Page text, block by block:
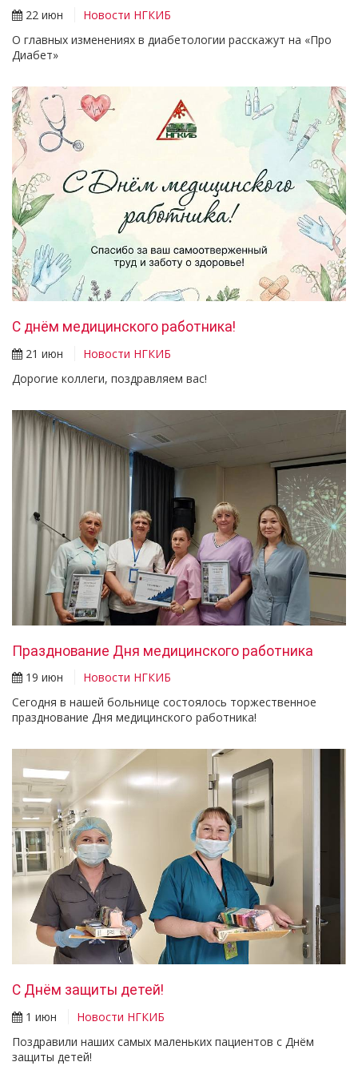
22 июн
Новости НГКИБ
О главных изменениях в диабетологии расскажут на «Про
Диабет»
С днём медицинского работника!
21 июн
Новости НГКИБ
Дорогие коллеги, поздравляем вас!
Празднование Дня медицинского работника
19 июн
Новости НГКИБ
Сегодня в нашей больнице состоялось торжественное
празднование Дня медицинского работника!
С Днём защиты детей!
1 июн
Новости НГКИБ
Поздравили наших самых маленьких пациентов с Днём
защиты детей!